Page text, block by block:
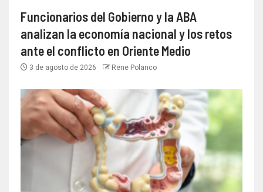
Funcionarios del Gobierno y la ABA
analizan la economía nacional y los retos
ante el conflicto en Oriente Medio
3 de agosto de 2026 Rene Polanco